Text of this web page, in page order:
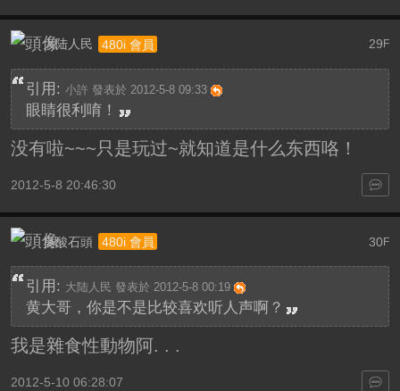
29 F
大陆人民 480i 會員
引用: 小許 發表於 2012-5-8 09:33
眼睛很利唷！
没有啦~~~只是玩过~就知道是什么东西咯！
2012-5-8 20:46:30
30F
臭酸石頭 480i 會員
引用: 大陆人民 發表於 2012-5-8 00:19
黄大哥，你是不是比较喜欢听人声啊？
我是雜食性動物阿. . .
2012-5-10 06:28:07